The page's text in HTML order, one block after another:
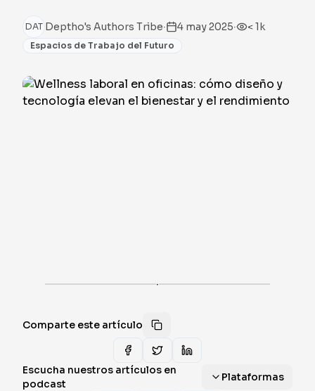
DAT Deptho's Authors Tribe· 4 may 2025· < 1k
Espacios de Trabajo del Futuro
·
Comparte este artículo
Escucha nuestros artículos en
podcast
Plataformas